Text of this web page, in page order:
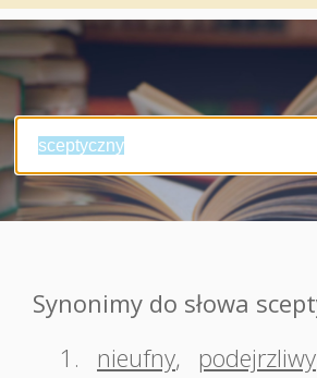
Synonimy do słowa
1.
nieufny, podejrzliwy